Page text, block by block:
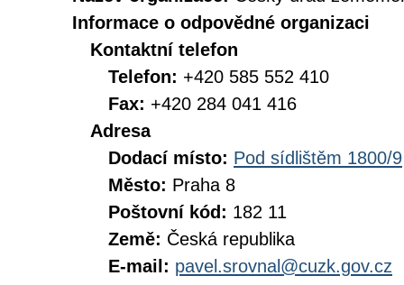
Informace o odpovědné organizaci
Kontaktní telefon
Telefon: +420 585 552 410
Fax: +420 284 041 416
Adresa
Dodací místo: Pod sídlištěm 1800/9
Město: Praha 8
Poštovní kód: 182 11
Země: Česká republika
E-mail: pavel.srovnal@cuzk.gov.cz